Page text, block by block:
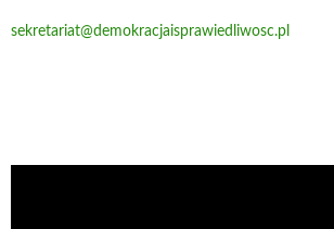
sekretariat@demokracjaisprawiedliwosc.pl